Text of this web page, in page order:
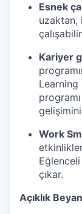
Esnek
uzaktan,
Kariyer
Work
çıkar.
Açıklık